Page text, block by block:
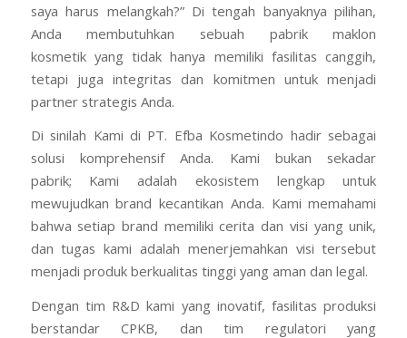
saya harus melangkah?” Di tengah banyaknya pilihan,
Anda membutuhkan sebuah pabrik maklon
kosmetik yang tidak hanya memiliki fasilitas canggih,
tetapi juga integritas dan komitmen untuk menjadi
partner strategis Anda.
Di sinilah Kami di PT. Efba Kosmetindo hadir sebagai
solusi komprehensif Anda. Kami bukan sekadar
pabrik; Kami adalah ekosistem lengkap untuk
mewujudkan brand kecantikan Anda. Kami memahami
bahwa setiap brand memiliki cerita dan visi yang unik,
dan tugas kami adalah menerjemahkan visi tersebut
menjadi produk berkualitas tinggi yang aman dan legal.
Dengan tim R&D kami yang inovatif, fasilitas produksi
berstandar CPKB, dan tim regulatori yang